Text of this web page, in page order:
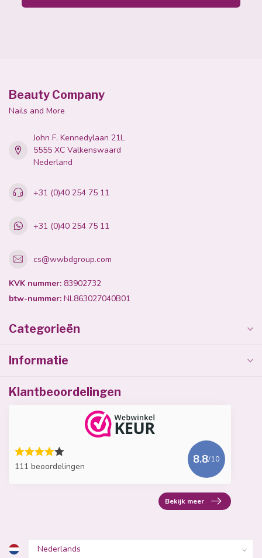
Beauty Company
Nails and More
John F. Kennedylaan 21L
5555 XC Valkenswaard
Nederland
+31 (0)40 254 75 11
+31 (0)40 254 75 11
cs@wwbdgroup.com
KVK nummer: 83902732
btw-nummer: NL863027040B01
Categorieën
Informatie
Klantbeoordelingen
111 beoordelingen
8.8/10
Bekijk meer